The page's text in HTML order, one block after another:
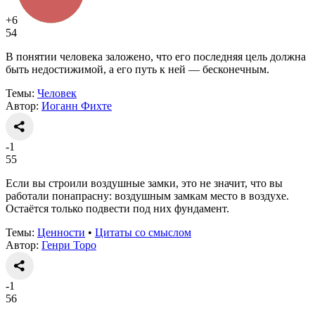
+6
54
В понятии человека заложено, что его последняя цель должна
быть недостижимой, а его путь к ней — бесконечным.
Темы: Человек
Автор: Иоганн Фихте
-1
55
Если вы строили воздушные замки, это не значит, что вы
работали понапрасну: воздушным замкам место в воздухе.
Остаётся только подвести под них фундамент.
Темы: Ценности • Цитаты со смыслом
Автор: Генри Торо
-1
56